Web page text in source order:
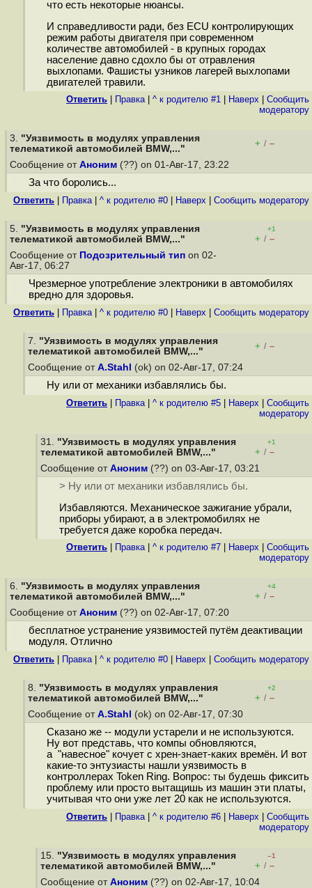
что есть некоторые нюансы.
И справедливости ради, без ECU контролирующих
режим работы двигателя при современном
количестве автомобилей - в крупных городах
население давно сдохло бы от отравления
выхлопами. Фашисты узников лагерей выхлопами
двигателей травили.
Ответить Правка| ^ к родителю #1 Наверх
Cообщить
модератору
3. "Уязвимость в модулях управления
телематикой автомобилей BMW,..."
+ / –
Сообщение от Аноним (??) on 01-Авг-17, 23:22
За что боролись...
Ответить Правка| ^ к родителю #0 Наверх Cообщить модератору
5. "Уязвимость в модулях управления
телематикой автомобилей BMW,..."
+1
+ / –
Сообщение от Подозрительный тип on 02-
Авг-17, 06:27
Чрезмерное употребление электроники в автомобилях
вредно для здоровья.
Ответить Правка| ^ к родителю #0 Наверх Cообщить модератору
7. "Уязвимость в модулях управления
телематикой автомобилей BMW,..."
+ / –
Сообщение от A.Stahl (ok) on 02-Авг-17, 07:24
Ну или от механики избавлялись бы.
Ответить Правка| ^ к родителю #5 Наверх
Cообщить
модератору
31. "Уязвимость в модулях управления
телематикой автомобилей BMW,..."
+1
+ / –
Сообщение от Аноним (??) on 03-Авг-17, 03:21
> Ну или от механики избавлялись бы.
Избавляются. Механическое зажигание убрали,
приборы убирают, а в электромобилях не
требуется даже коробка передач.
Ответить Правка| ^ к родителю #7 Наверх
Cообщить
модератору
6. "Уязвимость в модулях управления
телематикой автомобилей BMW,..."
+4
+ / –
Сообщение от Аноним (??) on 02-Авг-17, 07:20
бесплатное устранение уязвимостей путём деактивации
модуля. Отлично
Ответить Правка| ^ к родителю #0 Наверх Cообщить модератору
8. "Уязвимость в модулях управления
телематикой автомобилей BMW,..."
+2
+ / –
Сообщение от A.Stahl (ok) on 02-Авг-17, 07:30
Сказано же -- модули устарели и не используются.
Ну вот представь, что компы обновляются,
а "навесное" кочует с хрен-знает-каких времён. И вот
какие-то энтузиасты нашли уязвимость в
контроллерах Token Ring. Вопрос: ты будешь фиксить
проблему или просто вытащишь из машин эти платы,
учитывая что они уже лет 20 как не используются.
Ответить Правка| ^ к родителю #6 Наверх
Cообщить
модератору
15. "Уязвимость в модулях управления
телематикой автомобилей BMW,..."
–1
+ / –
Сообщение от Аноним (??) on 02-Авг-17, 10:04